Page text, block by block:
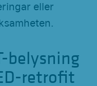
eller
belysning
retrofit